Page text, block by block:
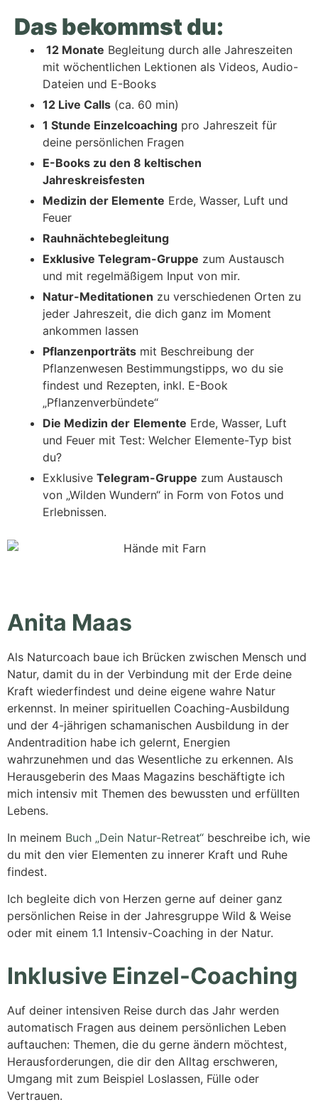
Das bekommst du:
12 Monate Begleitung durch alle Jahreszeiten
mit wöchentlichen Lektionen als Videos, Audio-
Dateien und E-Books
12 Live Calls (ca. 60 min)
1 Stunde Einzelcoaching pro Jahreszeit für
deine persönlichen Fragen
E-Books zu den 8 keltischen
Jahreskreisfesten
Medizin der Elemente Erde, Wasser, Luft und
Feuer
Rauhnächtebegleitung
Exklusive Telegram-Gruppe zum Austausch
und mit regelmäßigem Input von mir.
Natur-Meditationen zu verschiedenen Orten zu
jeder Jahreszeit, die dich ganz im Moment
ankommen lassen
Pflanzenporträts mit Beschreibung der
Pflanzenwesen Bestimmungstipps, wo du sie
findest und Rezepten, inkl. E-Book
„Pflanzenverbündete“
Die Medizin der Elemente Erde, Wasser, Luft
und Feuer mit Test: Welcher Elemente-Typ bist
du?
Exklusive Telegram-Gruppe zum Austausch
von „Wilden Wundern“ in Form von Fotos und
Erlebnissen.
Anita Maas
Als Naturcoach baue ich Brücken zwischen Mensch und
Natur, damit du in der Verbindung mit der Erde deine
Kraft wiederfindest und deine eigene wahre Natur
erkennst. In meiner spirituellen Coaching-Ausbildung
und der 4-jährigen schamanischen Ausbildung in der
Andentradition habe ich gelernt, Energien
wahrzunehmen und das Wesentliche zu erkennen. Als
Herausgeberin des Maas Magazins beschäftigte ich
mich intensiv mit Themen des bewussten und erfüllten
Lebens.
In meinem Buch „Dein Natur-Retreat“ beschreibe ich, wie
du mit den vier Elementen zu innerer Kraft und Ruhe
findest.
Ich begleite dich von Herzen gerne auf deiner ganz
persönlichen Reise in der Jahresgruppe Wild & Weise
oder mit einem 1.1 Intensiv-Coaching in der Natur.
Inklusive Einzel-Coaching
Auf deiner intensiven Reise durch das Jahr werden
automatisch Fragen aus deinem persönlichen Leben
auftauchen: Themen, die du gerne ändern möchtest,
Herausforderungen, die dir den Alltag erschweren,
Umgang mit zum Beispiel Loslassen, Fülle oder
Vertrauen.